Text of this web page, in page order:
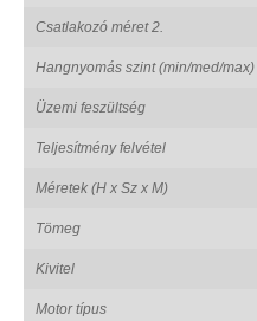
Csatlakozó méret 2.
Hangnyomás szint (min/med/max)
Üzemi feszültség
Teljesítmény felvétel
Méretek (H x Sz x M)
Tömeg
Kivitel
Motor típus